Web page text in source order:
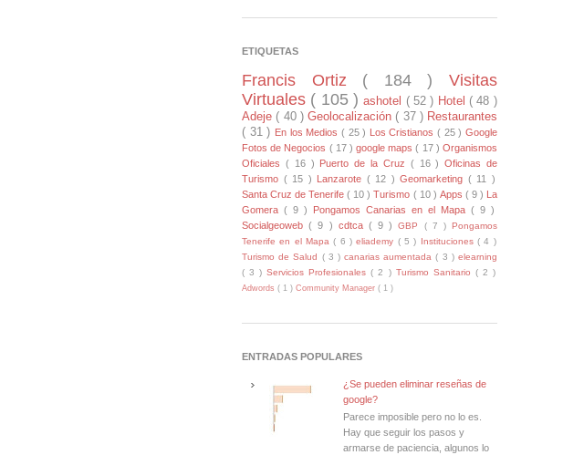
ETIQUETAS
Francis Ortiz ( 184 )Visitas
Virtuales ( 105 )ashotel ( 52 ) Hotel ( 48 )
Adeje ( 40 ) Geolocalización ( 37 ) Restaurantes
( 31 ) En los Medios ( 25 ) Los Cristianos( 25 )Google
Fotos de Negocios ( 17 )google maps( 17 )Organismos
Oficiales ( 16 ) Puerto de la Cruz ( 16 )Oficinas de
Turismo ( 15 ) Lanzarote ( 12 ) Geomarketing ( 11 )
Santa Cruz de Tenerife( 10 )Turismo ( 10 ) Apps ( 9 ) La
Gomera ( 9 ) Pongamos Canarias en el Mapa ( 9 )
Socialgeoweb( 9 ) cdtca ( 9 )GBP ( 7 )Pongamos
Tenerife en el Mapa( 6 )eliademy ( 5 ) Instituciones( 4 )
Turismo de Salud ( 3 )canarias aumentada( 3 )elearning
( 3 )Servicios Profesionales( 2 ) Turismo Sanitario ( 2 )
Adwords ( 1 ) Community Manager ( 1 )
ENTRADAS POPULARES
¿Se pueden eliminar reseñas de
google?
Parece imposible pero no lo es.
Hay que seguir los pasos y
armarse de paciencia, algunos lo